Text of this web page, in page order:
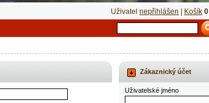
Zákaznický účet
Uživatelské jméno
Uživatel nepřihlášen Košík 0